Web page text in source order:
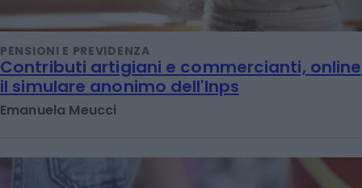
PENSIONI E PREVIDENZA
Contributi artigiani e commercianti, online
il simulare anonimo dell'Inps
Emanuela Meucci